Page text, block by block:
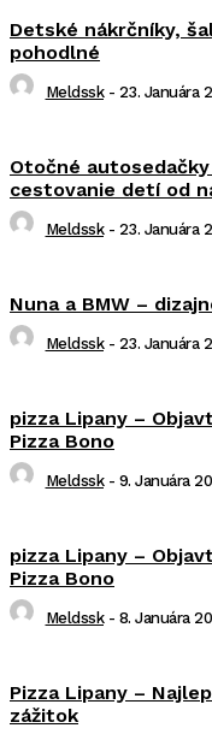
Detské nákrčníky,
pohodlné
Meldssk - 23. Januára
Otočné
cestovanie detí od
Meldssk - 23. Januára
Nuna a BMW –
Meldssk - 23. Januára
pizza Lipany –
Pizza Bono
Meldssk - 9. Januára
pizza Lipany –
Pizza Bono
Meldssk - 8. Januára
Pizza Lipany –
zážitok